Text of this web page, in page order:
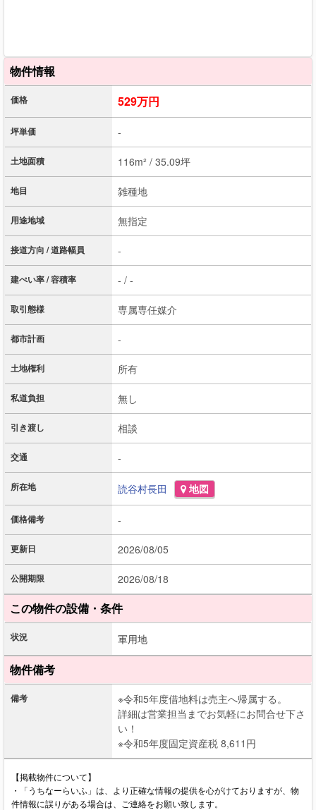
物件情報
価格 529万円
坪単価 -
土地面積 116m² / 35.09坪
地目 雑種地
用途地域 無指定
接道方向 / 道路幅員 -
建ぺい率 / 容積率 - / -
取引態様 専属専任媒介
都市計画 -
土地権利 所有
私道負担 無し
引き渡し 相談
交通 -
所在地 読谷村長田 地図
価格備考 -
更新日 2026/08/05
公開期限 2026/08/18
この物件の設備・条件
状況 軍用地
物件備考
備考
※令和5年度借地料は売主へ帰属する。
詳細は営業担当までお気軽にお問合せ下さ
い！
※令和5年度固定資産税 8,611円
【掲載物件について】
・「うちなーらいふ」は、より正確な情報の提供を心がけておりますが、物
件情報に誤りがある場合は、ご連絡をお願い致します。